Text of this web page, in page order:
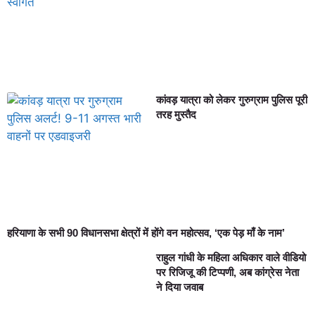
कांवड़ यात्रा को लेकर गुरुग्राम पुलिस पूरी
तरह मुस्तैद
हरियाणा के सभी 90 विधानसभा क्षेत्रों में होंगे वन महोत्सव, ‘एक पेड़ माँ के नाम’
राहुल गांधी के महिला अधिकार वाले वीडियो
पर रिजिजू की टिप्पणी, अब कांग्रेस नेता
ने दिया जवाब